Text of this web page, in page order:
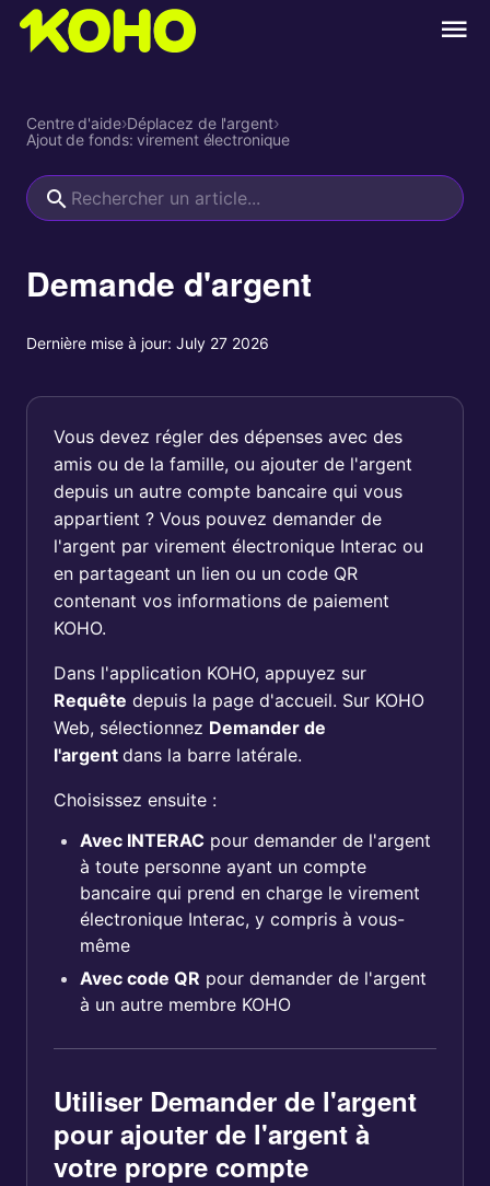
Centre d'aide›Déplacez de l'argent›
Ajout de fonds: virement électronique
Demande d'argent
Dernière mise à jour: July 27 2026
Vous devez régler des dépenses avec des
amis ou de la famille, ou ajouter de l'argent
depuis un autre compte bancaire qui vous
appartient ? Vous pouvez demander de
l'argent par virement électronique Interac ou
en partageant un lien ou un code QR
contenant vos informations de paiement
KOHO.
Dans l'application KOHO, appuyez sur
Requête depuis la page d'accueil. Sur KOHO
Web, sélectionnez Demander de
l'argent dans la barre latérale.
Choisissez ensuite :
Avec INTERAC pour demander de l'argent
à toute personne ayant un compte
bancaire qui prend en charge le virement
électronique Interac, y compris à vous-
même
Avec code QR pour demander de l'argent
à un autre membre KOHO
Utiliser Demander de l'argent
pour ajouter de l'argent à
votre propre compte